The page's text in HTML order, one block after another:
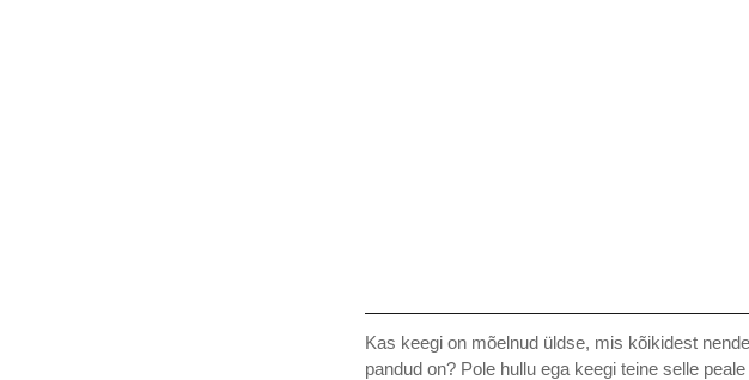
Kas keegi on mõelnud üldse, mis kõikidest
pandud on? Pole hullu ega keegi teine selle